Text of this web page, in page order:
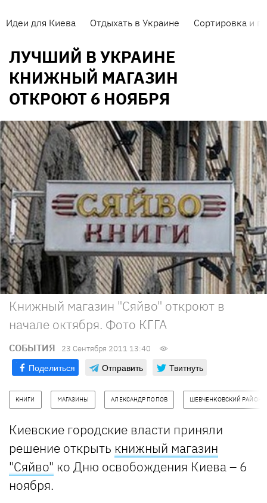
Идеи для Киева Отдыхать в Украине Сортировка и
ЛУЧШИЙ В УКРАИНЕ
КНИЖНЫЙ МАГАЗИН
ОТКРОЮТ 6 НОЯБРЯ
Книжный магазин "Сяйво" откроют в
начале октября. Фото КГГА
СОБЫТИЯ 23 Сентября 2011 13:40
Поделиться Отправить Твитнуть
КНИГИ МАГАЗИНЫ АЛЕКСАНДР ПОПОВ ШЕВЧЕНКОВСКИЙ РАЙОН
Киевские городские власти приняли
решение открыть книжный магазин
"Сяйво" ко Дню освобождения Киева – 6
ноября.